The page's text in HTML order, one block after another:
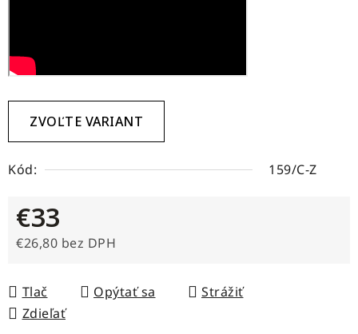
ZVOĽTE VARIANT
Kód: 159/C-Z
€33
€26,80 bez DPH
Tlač
Opýtať sa
Strážiť
Zdieľať